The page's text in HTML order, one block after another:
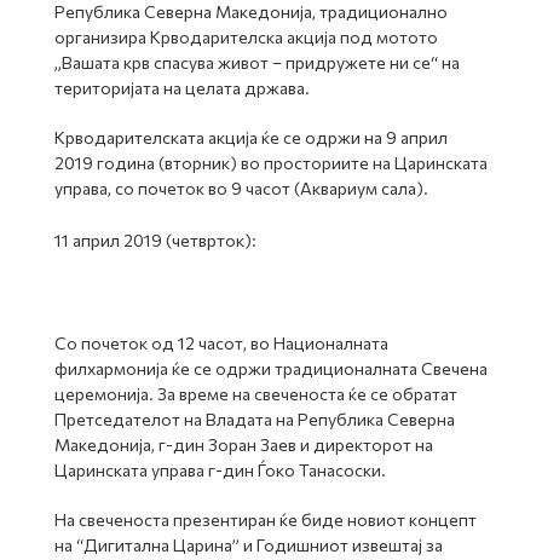
Република Северна Македонија, традиционално
организира Крводарителска акција под мотото
„Вашата крв спасува живот – придружете ни се“ на
територијата на целата држава.
Крводарителската акција ќе се одржи на 9 април
2019 година (вторник) во просториите на Царинската
управа, со почеток во 9 часот (Аквариум сала).
11 април 2019 (четврток):
Со почеток од 12 часот, во Националната
филхармонија ќе се одржи традиционалната Свечена
церемонија. За време на свеченоста ќе се обратат
Претседателот на Владата на Република Северна
Македонија, г-дин Зоран Заев и директорот на
Царинската управа г-дин Ѓоко Танасоски.
На свеченоста презентиран ќе биде новиот концепт
на “Дигитална Царина” и Годишниот извештај за